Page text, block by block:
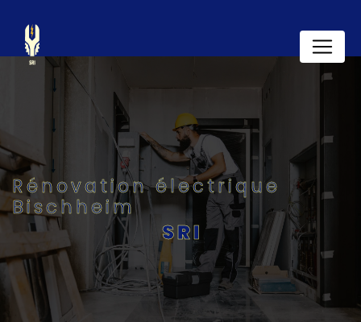
Rénovation électrique
Bischheim
SRI